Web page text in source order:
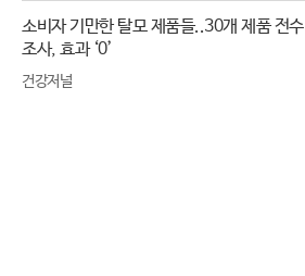
소비자 기만한 탈모 제품들..30개 제품 전수
조사, 효과 ‘0’
건강저널